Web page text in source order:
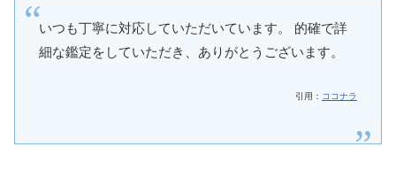
いつも丁寧に対応していただいています。 的確で詳
細な鑑定をしていただき、ありがとうございます。
引用： ココナラ